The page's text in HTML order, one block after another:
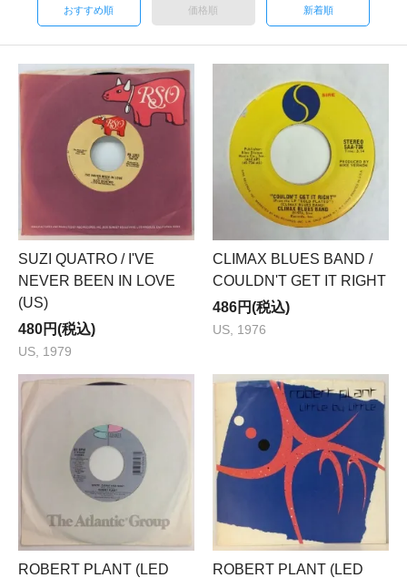
おすすめ順 価格順 新着順
SUZI QUATRO / I'VE
NEVER BEEN IN LOVE
(US)
480円(税込)
US, 1979
CLIMAX BLUES BAND /
COULDN'T GET IT RIGHT
486円(税込)
US, 1976
ROBERT PLANT (LED
ROBERT PLANT (LED